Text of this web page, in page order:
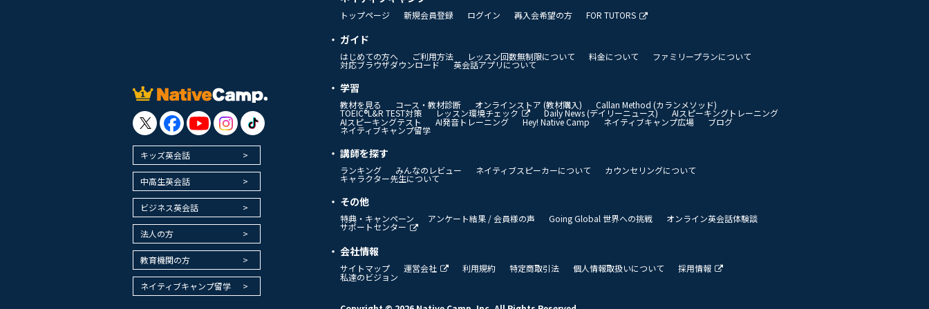
キッズ英会話
中高生英会話
ビジネス英会話
法人の方
教育機関の方
ネイティブキャンプ留学
トップページ 新規会員登録 ログイン 再入会希望の方 FOR TUTORS
ガイド
はじめての方へ ご利用方法 レッスン回数無制限について 料金について ファミリープランについて
対応ブラウザダウンロード 英会話アプリについて
学習
教材を見る コース・教材診断 オンラインストア (教材購入) Callan Method (カランメソッド)
TOEIC®L&R TEST対策 レッスン環境チェック Daily News (デイリーニュース)
AIスピーキングトレーニング
AIスピーキングテスト
AI発音トレーニング Hey! Native Camp ネイティブキャンプ広場 ブログ
ネイティブキャンプ留学
講師を探す
ランキング みんなのレビュー ネイティブスピーカーについて カウンセリングについて
キャラクター先生について
その他
特典・キャンペーン アンケート結果 / 会員様の声 Going Global 世界への挑戦 オンライン英会話体験談
サポートセンター
会社情報
サイトマップ 運営会社 利用規約 特定商取引法 個人情報取扱いについて 採用情報
私達のビジョン